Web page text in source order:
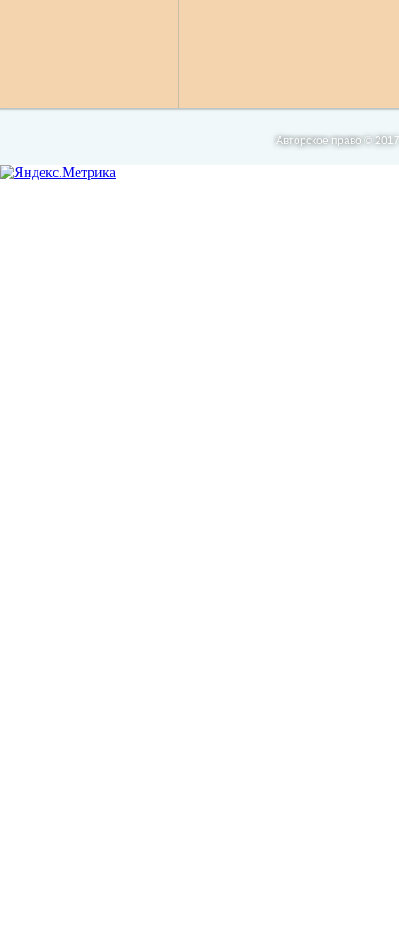
Авторское право ©